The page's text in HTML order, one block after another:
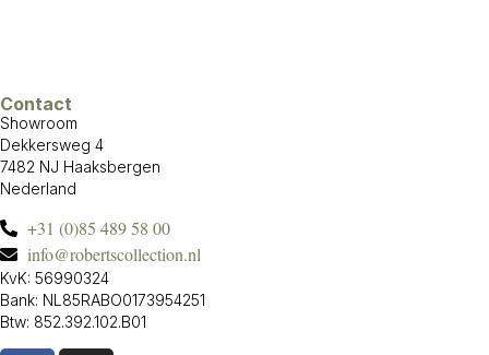
Contact
Showroom
Dekkersweg 4
7482 NJ Haaksbergen
Nederland
+31 (0)85 489 58 00
info@robertscollection.nl
KvK: 56990324
Bank: NL85RABO0173954251
Btw: 852.392.102.B01